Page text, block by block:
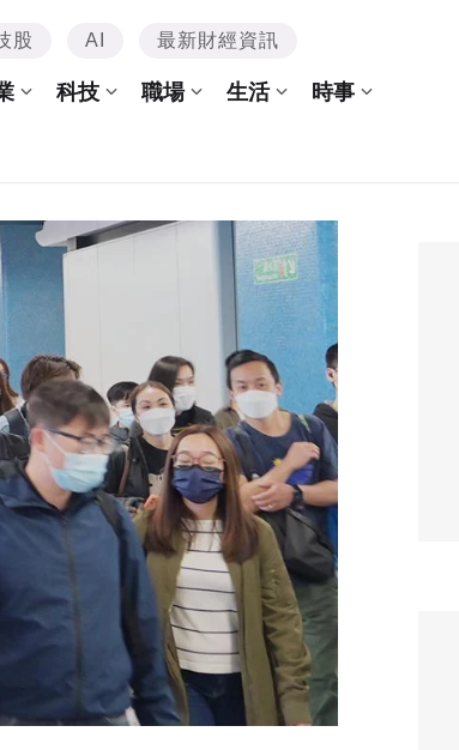
股 AI 最新財經資訊
科技 職場 生活 時事